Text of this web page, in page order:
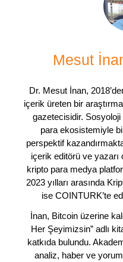
Mesut
Dr. Mesut İnan,
içerik üreten bir
gazetecisidir. Sosyoloji
para ekosistemiyle
perspektif
içerik editörü ve yazarı
kripto para medya
2023 yılları arasında
ise COINTURK’te
İnan, Bitcoin üzerine
Her Şeyimizsin” adlı
katkıda bulundu.
analiz, haber ve